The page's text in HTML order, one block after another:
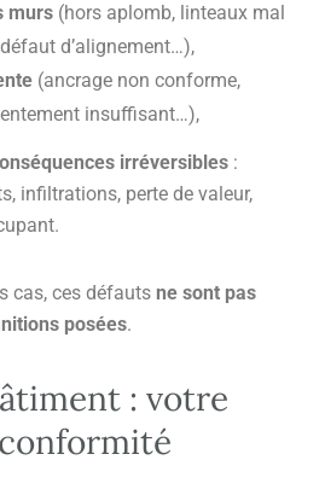
murs(hors aplomb, linteaux mal
d’alignement…),
(ancrage non conforme,
insuffisant…),
irréversibles :
infiltrations, perte de valeur,
cas, ces défauts ne sont pas
posées.
: votre